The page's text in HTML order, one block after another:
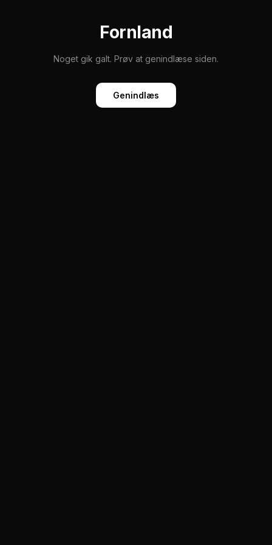
Fornland
Noget gik galt. Prøv at genindlæse siden.
Genindlæs